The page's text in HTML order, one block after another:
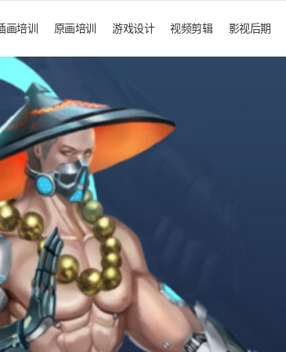
画培训 原画培训 游戏设计 视频剪辑 影视后期